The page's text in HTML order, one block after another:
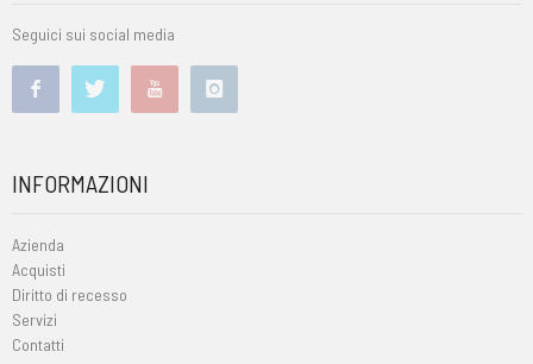
Seguici sui social media
INFORMAZIONI
Azienda
Acquisti
Diritto di recesso
Servizi
Contatti